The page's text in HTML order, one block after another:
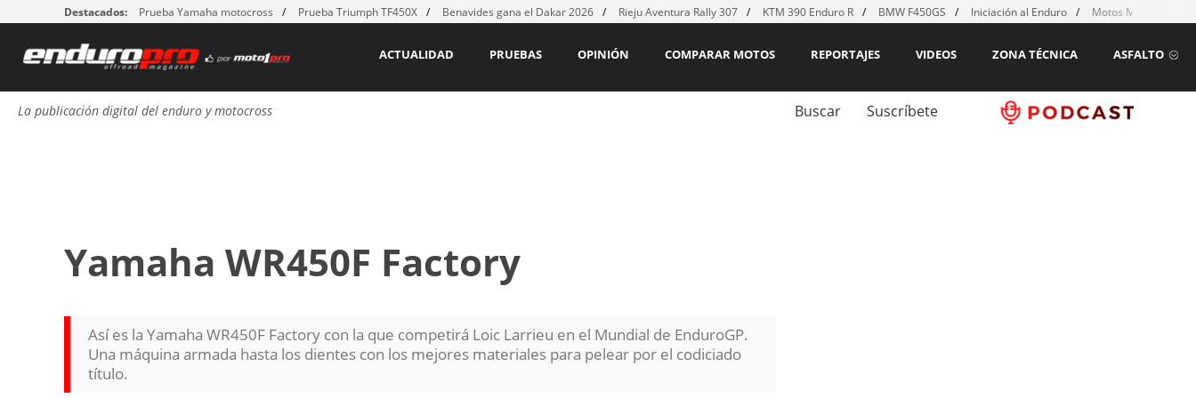
Destacados: Prueba Yamaha motocross Prueba Triumph TF450X Benavides gana el Dakar 2026 Rieju Aventura Rally 307 KTM 390 Enduro R BMW F450GS Iniciación al Enduro Motos MX para
ASFALTO
ZONA TÉCNICA
VIDEOS
REPORTAJES
COMPARAR MOTOS
OPINIÓN
PRUEBAS
ACTUALIDAD
La publicación digital del enduro y motocross Buscar Suscríbete
Yamaha WR450F Factory
Así es la Yamaha WR450F Factory con la que competirá Loic Larrieu en el Mundial de EnduroGP.
Una máquina armada hasta los dientes con los mejores materiales para pelear por el codiciado
título.